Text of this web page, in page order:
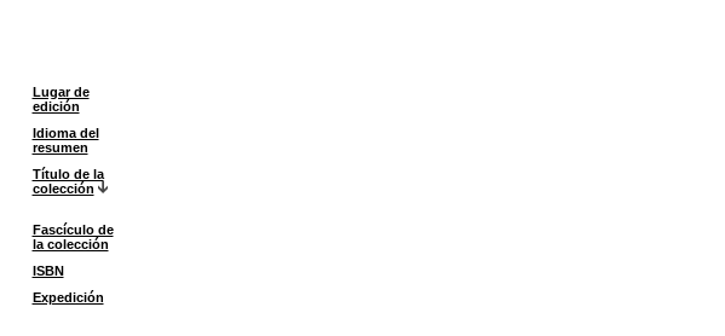
Lugar de
edición
Idioma del
resumen
Título de la
colección
Fascículo de
la colección
ISBN
Expedición